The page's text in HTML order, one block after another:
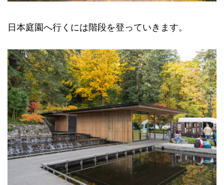
日本庭園へ行くには階段を登っていきます。